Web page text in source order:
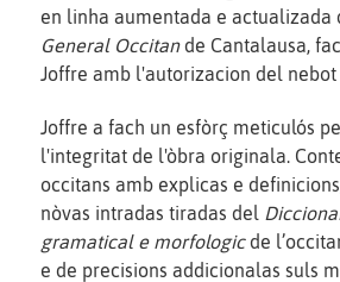
en linha aumentada e actualizada
General Occitande Cantalausa,
Joffre amb l'autorizacion del nebot
Joffre a fach un esfòrç meticulós
l'integritat de l'òbra originala.
occitans amb explicas e
nòvas intradas tiradas del
gramatical e morfologicde
e de precisions addicionalas suls